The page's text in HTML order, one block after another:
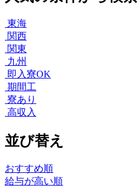
東海
関西
関東
九州
即入寮OK
期間工
寮あり
高収入
並び替え
おすすめ順
給与が高い順